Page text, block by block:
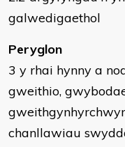
galwedigaethol
Peryglon
3 y rhai hynny a
gweithio,
chanllawiau